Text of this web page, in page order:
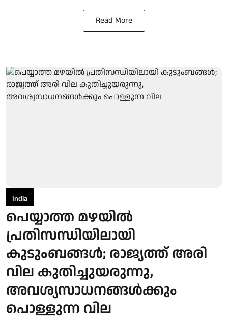
Read More
India
പെയ്യാത്ത മഴയില്‍
പ്രതിസന്ധിയിലായി
കുടുംബങ്ങള്‍; രാജ്യത്ത് അരി
വില കുതിച്ചുയരുന്നു,
അവശ്യസാധനങ്ങള്‍ക്കും
പൊള്ളുന്ന വില